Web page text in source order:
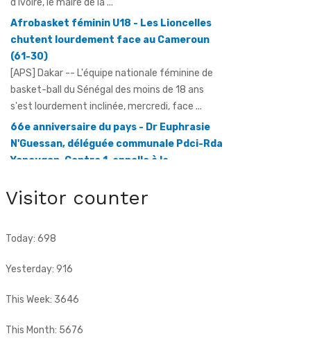
(61-30)
[APS] Dakar -- L'équipe nationale féminine de
basket-ball du Sénégal des moins de 18 ans
s'est lourdement inclinée, mercredi, face ...
66e anniversaire du pays - Dr Euphrasie
N'Guessan, déléguée communale Pdci-Rda
Yopougon-Centre 1, appelle à la
mobilisation exceptionnelle
[Fratmat.info] À 72 heures de la célébration du
66e anniversaire de l'indépendance de la Côte
...
Visitor counter
Today: 698
Yesterday: 916
This Week: 3646
This Month: 5676